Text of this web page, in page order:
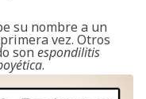
su nombre a un
vez. Otros
son espondilitis
.